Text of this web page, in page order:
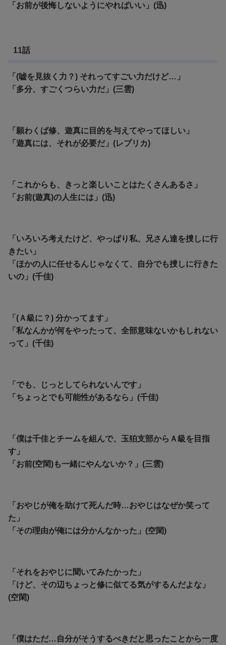
「お前が後悔しないようにやればいい」(迅)
11話
「(嘘を見抜く力？) それってすごい力だけど…」
「多分、すごくつらい力だ」(三雲)
「願わくば修、遊真に目的を与えてやってほしい」
「遊真には、それが必要だ」(レプリカ)
「これからも、きっと楽しいことはたくさんあるさ」
「お前(遊真)の人生には」(迅)
「いろいろ考えたけど、やっぱり私、兄さん達を捜しに行
きたい」
「ほかの人に任せるんじゃなくて、自分でも捜しに行きた
いの」(千佳)
「(Ａ級に？) 分かってます」
「私なんかが何をやったって、全部意味ないかもしれない
って」(千佳)
「でも、じっとしてられないんです」
「ちょっとでも可能性があるなら」(千佳)
「僕は千佳とチームを組んで、玉狛支部からＡ級を目指
す」
「お前(空閑)も一緒にやんないか？」(三雲)
「おやじが俺を助けて死んだ時…おやじはなぜか笑って
た」
「その理由が俺には分かんなかった」(空閑)
「それをおやじに聞いてみたかった」
「けど、その辺ちょっと修に似てる気がするんだよな」
(空閑)
「僕はただ…自分がそうするべきだと思ったことから一度